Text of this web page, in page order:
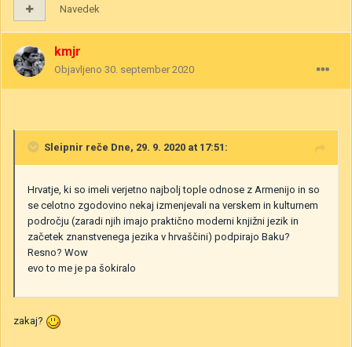
Navedek
kmjr
Objavljeno 30. september 2020
Sleipnir reče Dne, 29. 9. 2020 at 17:51:
Hrvatje, ki so imeli verjetno najbolj tople odnose z Armenijo in so
se celotno zgodovino nekaj izmenjevali na verskem in kulturnem
področju (zaradi njih imajo praktično moderni knjižni jezik in
začetek znanstvenega jezika v hrvaščini) podpirajo Baku?
Resno? Wow
evo to me je pa šokiralo
zakaj?